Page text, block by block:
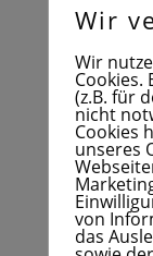
Aufgrund
Termine–
eigentlich
zweier
gewohnt im
in
Kellerlage
Wir
Wir
Cookies.
(z.B. für
nicht
Cookies
unseres
von
das